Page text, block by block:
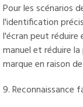
Pour les scénarios
l'identification
l'écran peut
manuel et réduire
marque en raison
9. Reconnaissance